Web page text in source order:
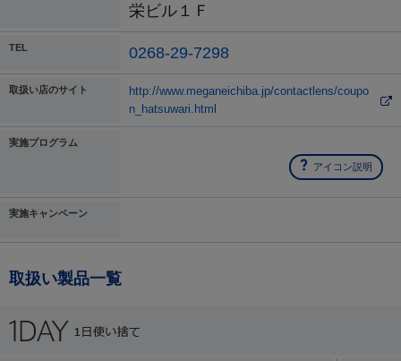
栄ビル１Ｆ
TEL 0268-29-7298
取扱い店のサイト
http://www.meganeichiba.jp/contactlens/coupo
n_hatsuwari.html
実施プログラム
アイコン説明
実施キャンペーン
取扱い製品一覧